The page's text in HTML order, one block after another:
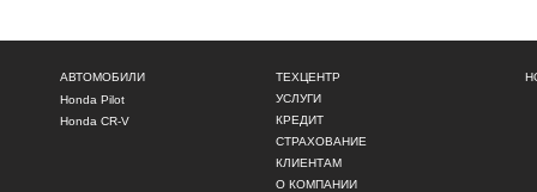
АВТОМОБИЛИ
Honda Pilot
Honda CR-V
ТЕХЦЕНТР
УСЛУГИ
КРЕДИТ
СТРАХОВАНИЕ
КЛИЕНТАМ
О КОМПАНИИ